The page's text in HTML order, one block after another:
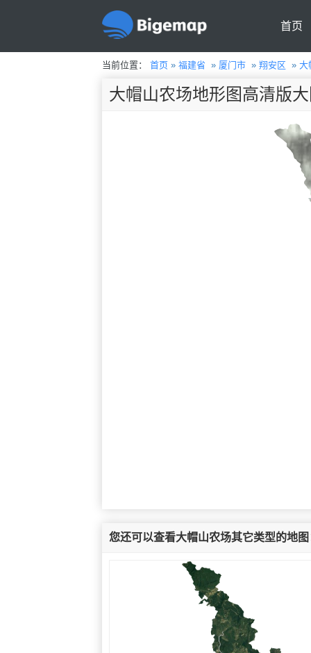
首页
当前位置： 首页» 福建省 » 厦门市» 翔安区 » 大
大帽山农场地形图高清版
您还可以查看大帽山农场其它类型的地图